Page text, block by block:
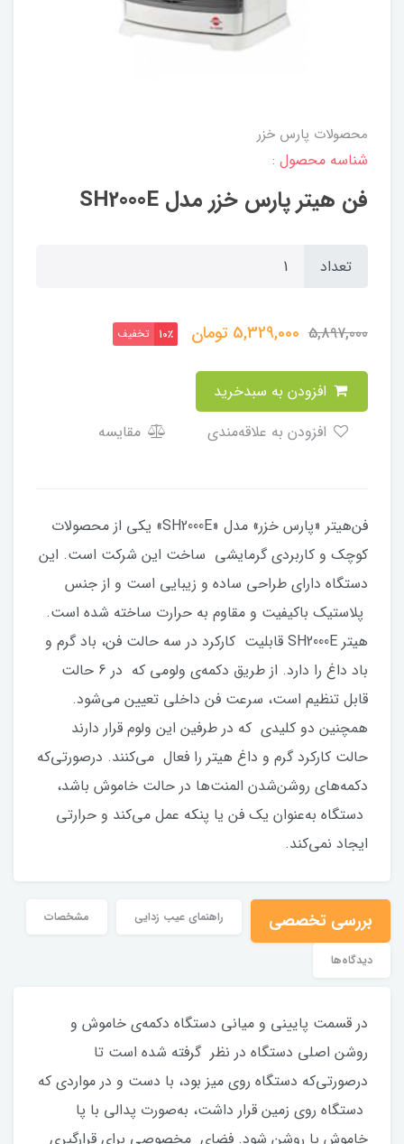
محصولات پارس خزر
شناسه محصول :
فن هیتر پارس خزر مدل SH2000E
تعداد
5,897,000
5,329,000 تومان 10٪ تخفیف
مقایسه
​​​​فن‌هیتر «پارس خزر» مدل «SH2000E» یکی از محصولات
کوچک و کاربردی گرمایشی ساخت این شرکت است. این
دستگاه دارای طراحی ساده و زیبایی است و از جنس
پلاستیک باکیفیت و مقاوم به حرارت ساخته شده است.
هیتر SH2000E قابلیت کارکرد در سه حالت فن، باد گرم و
باد داغ را دارد. از طریق دکمه‌ی ولومی که در 6 حالت
قابل تنظیم است، سرعت فن داخلی تعیین می‌شود.
همچنین دو کلیدی که در طرفین این ولوم قرار دارند
حالت کارکرد گرم و داغ هیتر را فعال می‌کنند. درصورتی‌که
دکمه‌های روشن‌شدن المنت‌ها در حالت خاموش باشد،
دستگاه به‌عنوان یک فن یا پنکه عمل می‌کند و حرارتی
ایجاد نمی‌کند.
بررسی تخصصی راهنمای عیب زدایی مشخصات
دیدگاه‌ها
در قسمت پایینی و میانی دستگاه دکمه‌ی خاموش و
روشن اصلی دستگاه در نظر گرفته‌ شده است تا
درصورتی‌که دستگاه روی میز بود، با دست و در مواردی که
دستگاه روی زمین قرار داشت، به‌صورت پدالی با پا
خاموش یا روشن شود. فضای مخصوصی برای قرارگیری